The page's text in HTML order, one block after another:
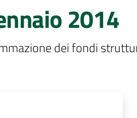
2014
dei fondi